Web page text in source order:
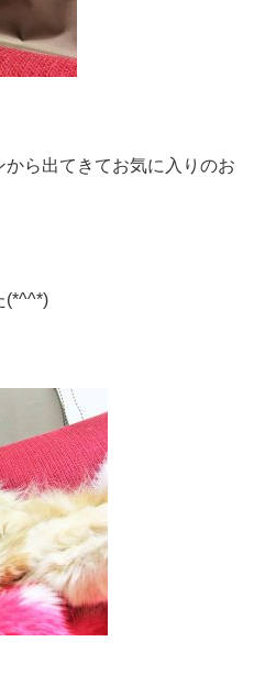
ら出てきてお気に入りのお
(*^^*)